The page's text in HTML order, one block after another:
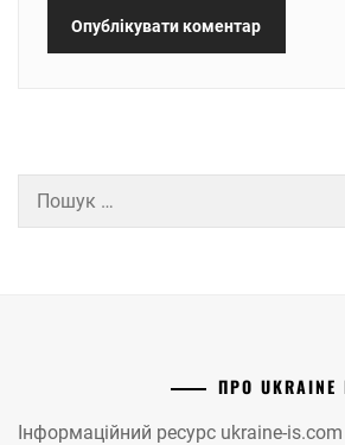
ПРО UKRAINE
Інформаційний ресурс ukraine-